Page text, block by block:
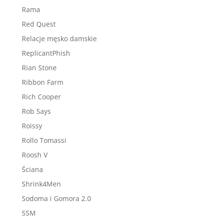
Rama
Red Quest
Relacje męsko damskie
ReplicantPhish
Rian Stone
Ribbon Farm
Rich Cooper
Rob Says
Roissy
Rollo Tomassi
Roosh V
Ściana
Shrink4Men
Sodoma i Gomora 2.0
SSM